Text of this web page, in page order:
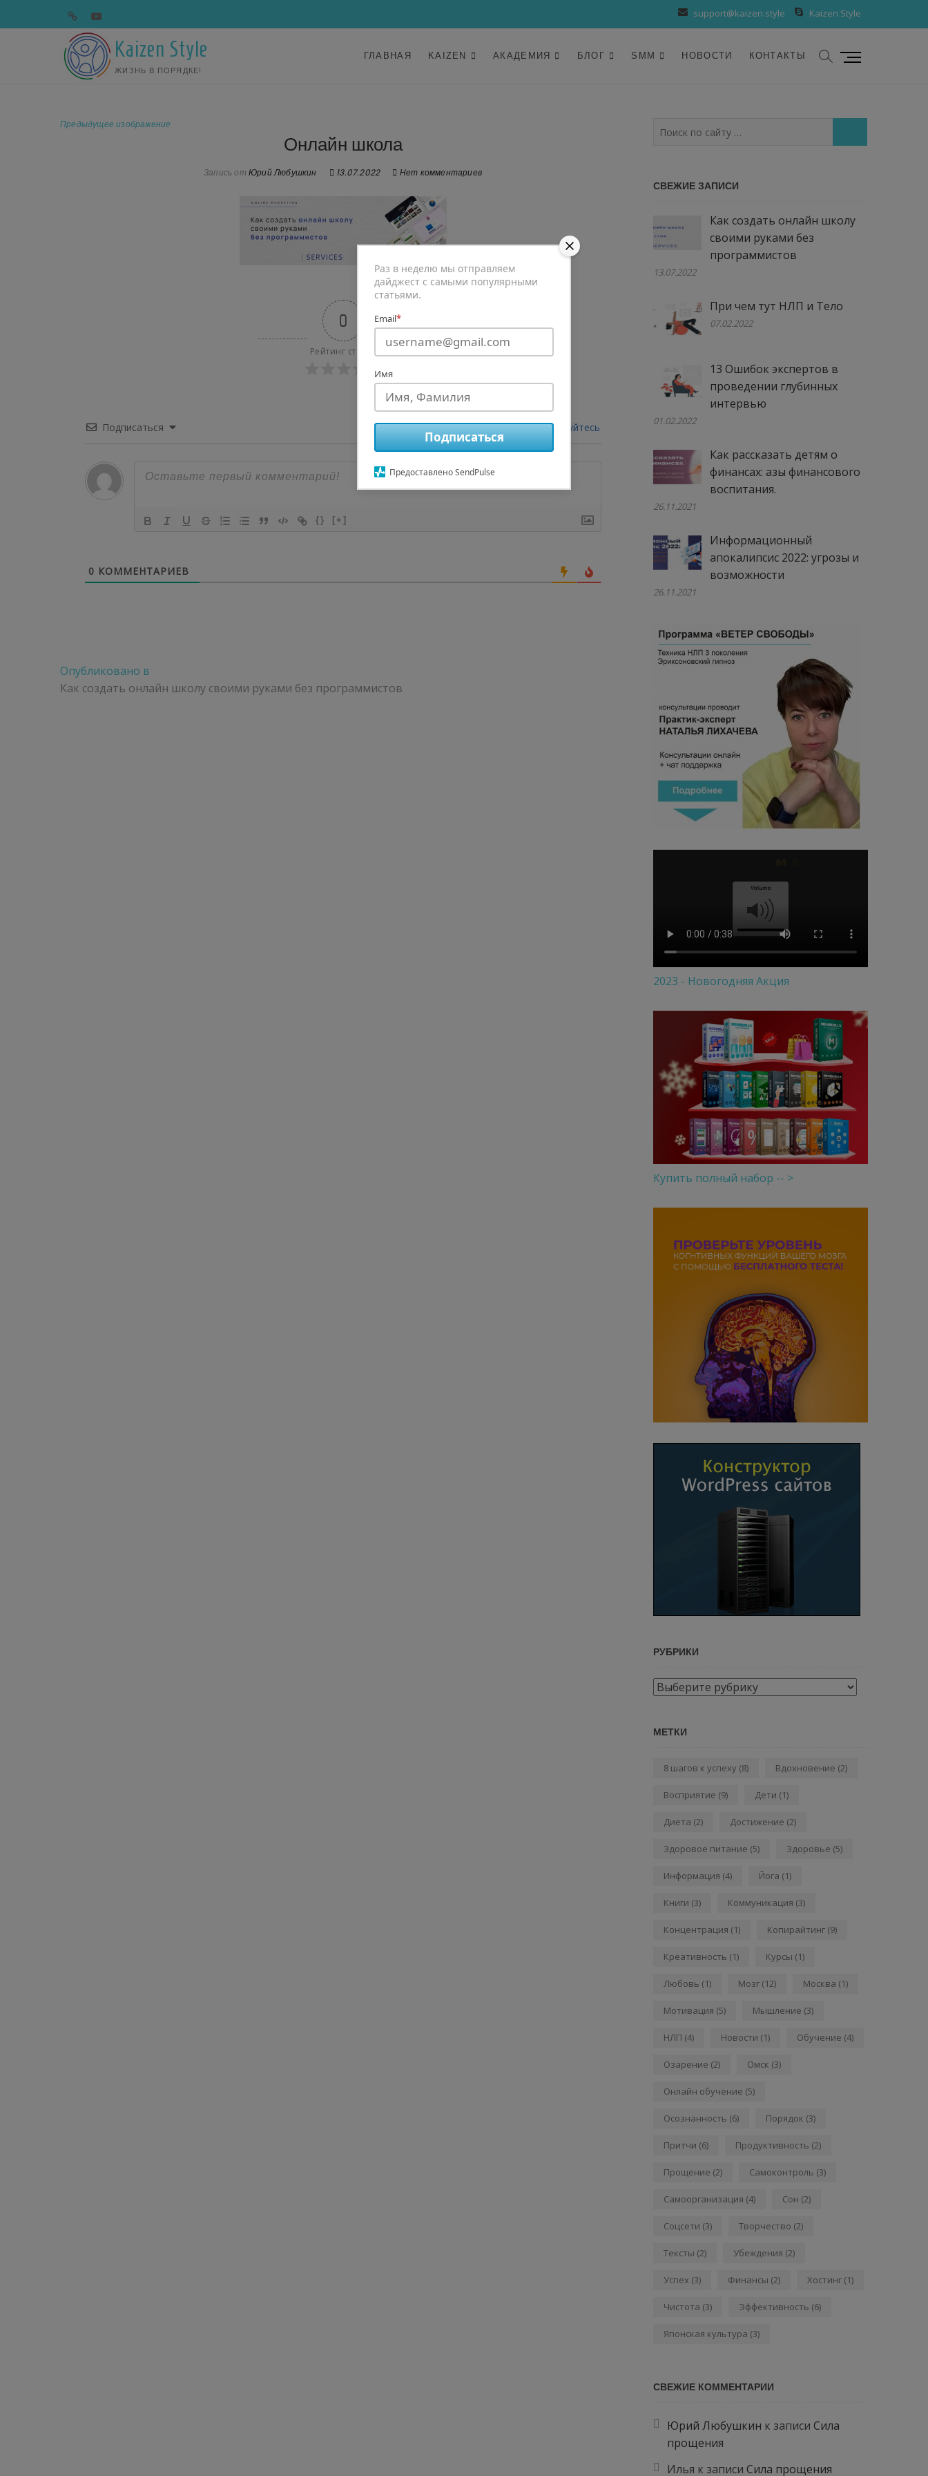
к
содержимому
support@kaizen.style Kaizen Style
telegramyoutube
Kaizen Style
ЖИЗНЬ В ПОРЯДКЕ!
ГЛАВНАЯ KAIZEN АКАДЕМИЯ БЛОГ SMM НОВОСТИ КОНТАКТЫ
К
Предыдущее изображение
Онлайн школа
Запись от Юрий Любушкин 13.07.2022 Нет комментариев
0
Рейтинг статьи
Подписаться Войти через авторизуйтесь
{} [+]
0 КОММЕНТАРИЕВ
Навигация
по
Опубликовано в
Как создать онлайн школу своими руками без программистов
по
СВЕЖИЕ ЗАПИСИ
Как создать онлайн школу
своими руками без
программистов
13.07.2022
При чем тут НЛП и Тело
07.02.2022
13 Ошибок экспертов в
проведении глубинных
интервью
01.02.2022
Как рассказать детям о
финансах: азы финансового
воспитания.
26.11.2021
Информационный
апокалипсис 2022: угрозы и
возможности
26.11.2021
2023 - Новогодняя Акция
Купить полный набор -- >
РУБРИКИ
Рубрики
МЕТКИ
8 шагов к успеху (8) Вдохновение (2)
Восприятие (9) Дети (1)
Диета (2) Достижение (2)
Здоровое питание (5) Здоровье (5)
Информация (4) Йога (1)
Книги (3) Коммуникация (3)
Концентрация (1) Копирайтинг (9)
Креативность (1) Курсы (1)
Любовь (1) Мозг (12) Москва (1)
Мотивация (5) Мышление (3)
НЛП (4) Новости (1) Обучение (4)
Озарение (2) Омск (3)
Онлайн обучение (5)
Осознанность (6) Порядок (3)
Притчи (6) Продуктивность (2)
Прощение (2) Самоконтроль (3)
Самоорганизация (4) Сон (2)
Соцсети (3) Творчество (2)
Тексты (2) Убеждения (2)
Успех (3) Финансы (2) Хостинг (1)
Чистота (3) Эффективность (6)
Японская культура (3)
СВЕЖИЕ КОММЕНТАРИИ
Юрий Любушкин к записи Сила
прощения
Илья к записи Сила прощения
Раз в неделю мы отправляем
дайджест с самыми популярными
статьями.
Email*
Имя
Подписаться
Предоставлено SendPulse